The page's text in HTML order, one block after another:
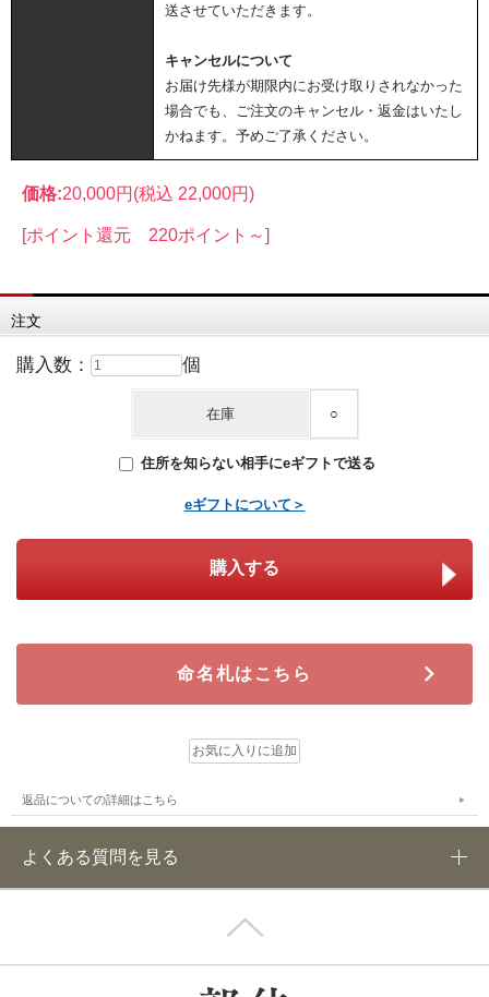
送させていただきます。
キャンセルについて
お届け先様が期限内にお受け取りされなかった
場合でも、ご注文のキャンセル・返金はいたし
かねます。予めご了承ください。
価格:20,000円 (税込 22,000円)
[ポイント還元 220ポイント～]
注文
購入数： 個
在庫 ○
住所を知らない相手にeギフトで送る
eギフトについて＞
命名札はこちら
返品についての詳細はこちら
よくある質問を見る